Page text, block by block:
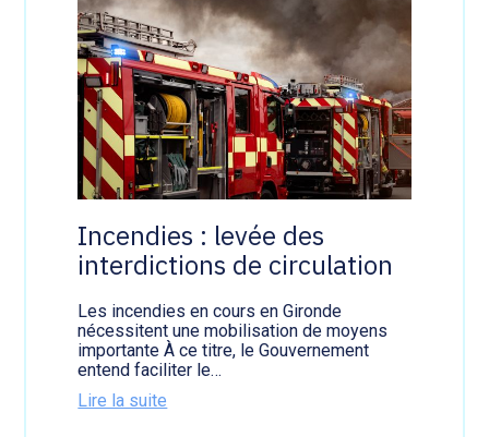
Incendies : levée des
interdictions de circulation
Les incendies en cours en Gironde
nécessitent une mobilisation de moyens
importante À ce titre, le Gouvernement
entend faciliter le…
Lire la suite